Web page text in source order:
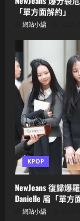
「單方面解約」
網站小編
KPOP
NewJeans 復歸爆
Danielle 屬「單方
網站小編